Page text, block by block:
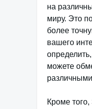
на
миру. Это
более
вашего
можете
Кроме